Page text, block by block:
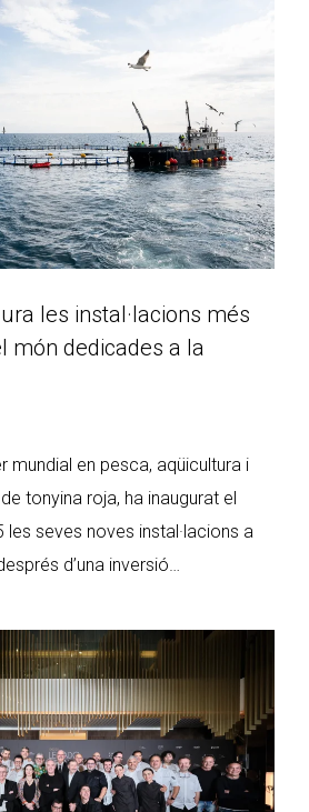
les instal·lacions més
món dedicades a la
mundial en pesca, aqüicultura i
tonyina roja, ha inaugurat el
les seves noves instal·lacions a
d’una inversió…